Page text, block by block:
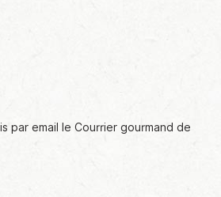
par email le Courrier gourmand de